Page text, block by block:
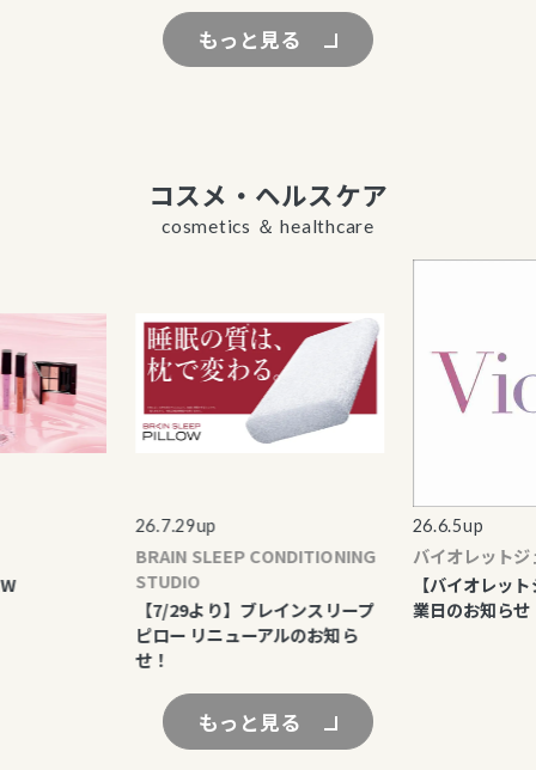
もっと見る
コスメ・ヘルスケア
cosmetics ＆ healthcare
26.7.29up
BRAIN SLEEP CONDITIONING
STUDIO
【7/29より】ブレインスリープ
ピロー リニューアルのお知ら
26.6.5up
バイオレットジェム
【バイオレットジ
業日のお知らせ
もっと見る